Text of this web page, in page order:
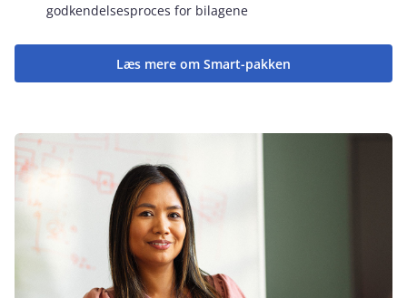
godkendelsesproces for bilagene
Læs mere om Smart-pakken